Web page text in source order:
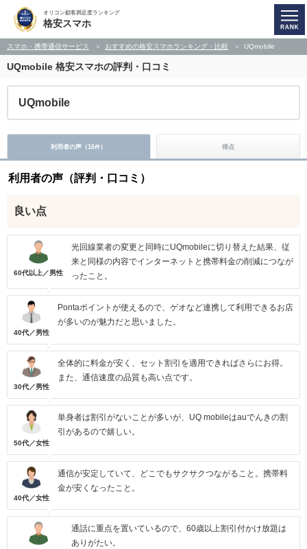
オリコン顧客満足度ランキング
格安スマホ
スマホ・携帯通信サービス おすすめの格安スマホランキング・比較 UQmobile
UQmobile 格安スマホの評判・口コミ
UQmobile
利用者の声（16件） 得点
利用者の声（評判・口コミ）
良い点
60代以上／男性
光回線業者の変更と同時にUQmobileに切り替えた結果、従
来と同様の内容でインターネットと携帯料金の削減につなが
ったこと。
40代／男性
Pontaポイントが使えるので、ゲオなど連携して利用できるお店
が多いのが魅力だと思いました。
30代／男性
全体的に料金が安く、セット割引を適用できればさらにお得。
また、通信速度の品質も高い点です。
50代／女性
単身者は割引がないことが多いが、UQ mobileはauでんきの割
引があるので嬉しい。
40代／女性
通信が安定していて、どこでもサクサクつながること。携帯料
金が安くなったこと。
通話に重点を置いているので、60歳以上割引付かけ放題は
ありがたい。